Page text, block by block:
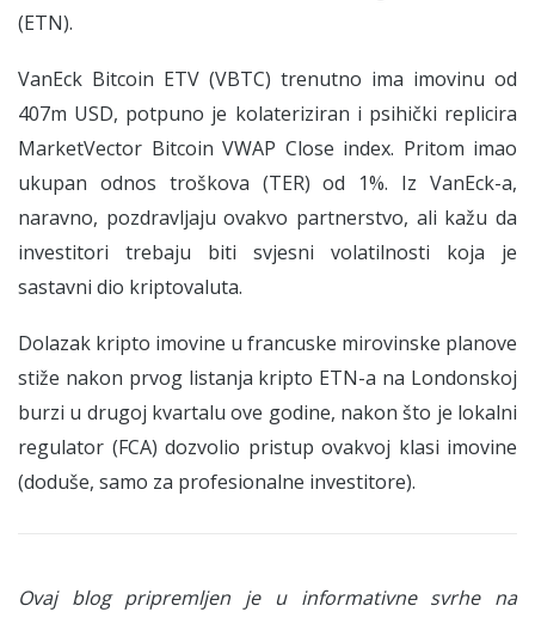
(ETN).
VanEck Bitcoin ETV (VBTC) trenutno ima imovinu od
407m USD, potpuno je kolateriziran i psihički replicira
MarketVector Bitcoin VWAP Close index. Pritom imao
ukupan odnos troškova (TER) od 1%. Iz VanEck-a,
naravno, pozdravljaju ovakvo partnerstvo, ali kažu da
investitori trebaju biti svjesni volatilnosti koja je
sastavni dio kriptovaluta.
Dolazak kripto imovine u francuske mirovinske planove
stiže nakon prvog listanja kripto ETN-a na Londonskoj
burzi u drugoj kvartalu ove godine, nakon što je lokalni
regulator (FCA) dozvolio pristup ovakvoj klasi imovine
(doduše, samo za profesionalne investitore).
Ovaj blog pripremljen je u informativne svrhe na